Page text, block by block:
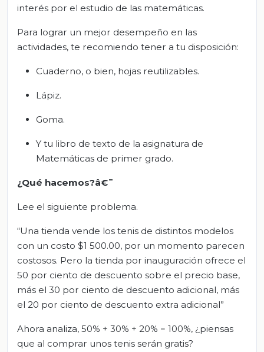
interés por el estudio de las matemáticas.
Para lograr un mejor desempeño en las
actividades, te recomiendo tener a tu disposición:
Cuaderno, o bien, hojas reutilizables.
Lápiz.
Goma.
Y tu libro de texto de la asignatura de
Matemáticas de primer grado.
¿Qué hacemos?â€¯
Lee el siguiente problema.
“Una tienda vende los tenis de distintos modelos
con un costo $1 500.00, por un momento parecen
costosos. Pero la tienda por inauguración ofrece el
50 por ciento de descuento sobre el precio base,
más el 30 por ciento de descuento adicional, más
el 20 por ciento de descuento extra adicional”
Ahora analiza, 50% + 30% + 20% = 100%, ¿piensas
que al comprar unos tenis serán gratis?